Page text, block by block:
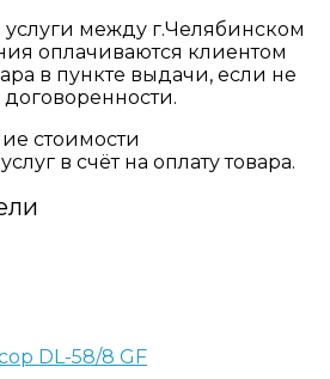
между г.Челябинском
оплачиваются клиентом
в пункте выдачи, если не
стоимости
в счёт на оплату товара.
DL-58/8 GF